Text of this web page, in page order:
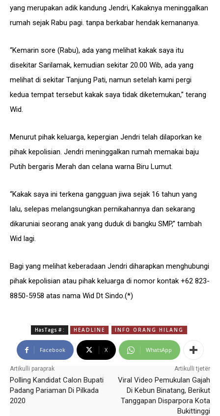
yang merupakan adik kandung Jendri, Kakaknya meninggalkan
rumah sejak Rabu pagi. tanpa berkabar hendak kemananya.
“Kemarin sore (Rabu), ada yang melihat kakak saya itu
disekitar Sarilamak, kemudian sekitar 20.00 Wib, ada yang
melihat di sekitar Tanjung Pati, namun setelah kami pergi
kedua tempat tersebut kakak saya tidak diketemukan,” terang
Wid.
Menurut pihak keluarga, kepergian Jendri telah dilaporkan ke
pihak kepolisian. Jendri meninggalkan rumah memakai baju
Putih bergaris Merah dan celana warna Biru Lumut.
“Kakak saya ini terkena gangguan jiwa sejak 16 tahun yang
lalu, selepas melangsungkan pernikahannya dan sekarang
dikaruniai seorang anak yang duduk di bangku SMP,” tambah
Wid lagi.
Bagi yang melihat keberadaan Jendri diharapkan menghubungi
pihak kepolisian atau pihak keluarga di nomor kontak +62 823-
8850-5958 atas nama Wid Dt Sindo.(*)
HasTags # : HEADLINE INFO ORANG HILANG
Facebook X WhatsApp
Artikulli paraprak
Polling Kandidat Calon Bupati
Padang Pariaman Di Pilkada
2020
Artikulli tjetër
Viral Video Pemukulan Gajah
Di Kebun Binatang, Berikut
Tanggapan Disparpora Kota
Bukittinggi